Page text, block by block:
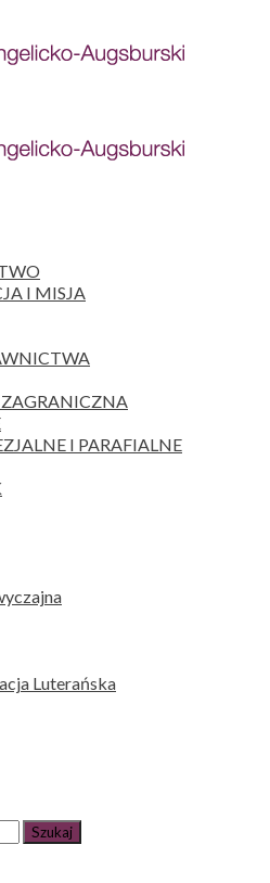
I MISJA
I PARAFIALNE
Luterańska